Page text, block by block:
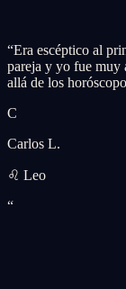
“Era escéptico al
pareja y yo fue muy
allá de los
C
Carlos L.
♌ Leo
“